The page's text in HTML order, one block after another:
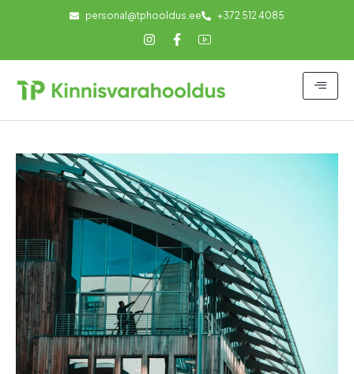
personal@tphooldus.ee +372 512 4085